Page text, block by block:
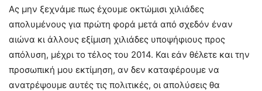
Ας μην ξεχνάμε πως έχουμε οκτώμισι χιλιάδες
απολυμένους για πρώτη φορά μετά από σχεδόν έναν
αιώνα κι άλλους εξίμιση χιλιάδες υποψήφιους προς
απόλυση, μέχρι το τέλος του 2014. Και εάν θέλετε και την
προσωπική μου εκτίμηση, αν δεν καταφέρουμε να
ανατρέψουμε αυτές τις πολιτικές, οι απολύσεις θα